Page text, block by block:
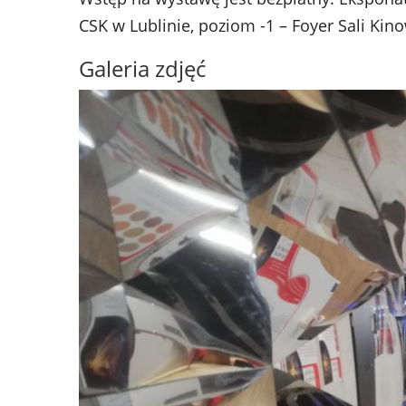
CSK w Lublinie, poziom -1 – Foyer Sali
Galeria zdjęć